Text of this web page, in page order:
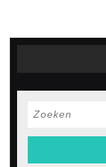
Zoek